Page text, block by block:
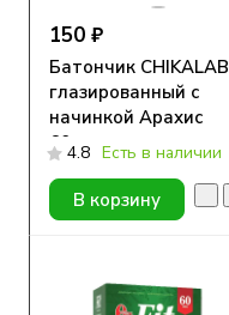
150 ₽
Батончик CHIKALAB
глазированный с
начинкой Арахис
60гр.
4.8 Есть в наличии
В корзину